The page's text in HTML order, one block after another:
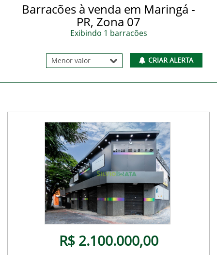
Barracões à venda em Maringá -
PR, Zona 07
Exibindo 1 barracões
CRIAR ALERTA
R$ 2.100.000,00